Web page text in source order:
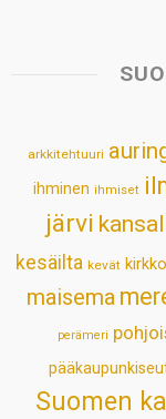
s
p
arkkitehtuuri
ihminen ihmiset
järvi
kesäilta kevät kirkko
maisema
perämeri
Suomen